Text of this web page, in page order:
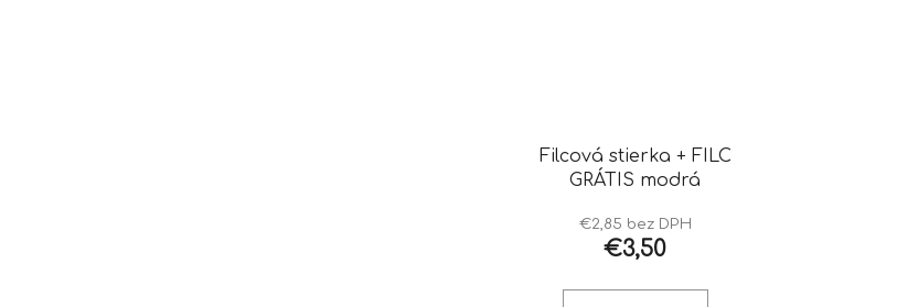
Filcová stierka + FILC
GRÁTIS modrá
€2,85 bez DPH
€3,50